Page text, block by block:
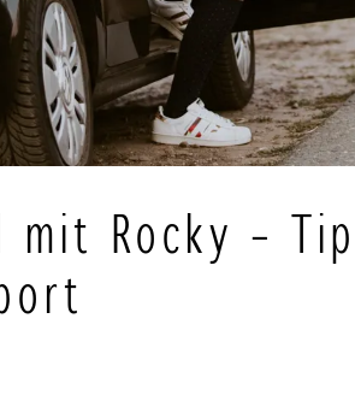
mit Rocky –